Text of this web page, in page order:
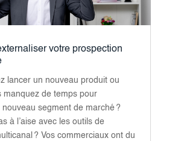
votre prospection
lancer un nouveau produit ou
manquez de temps pour
segment de marché ?
à l’aise avec les outils de
? Vos commerciaux ont du